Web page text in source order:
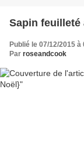
Sapin feuilleté
Publié le 07/12/2015 à
Par roseandcook